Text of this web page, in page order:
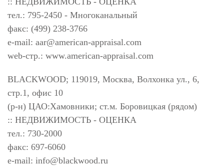
тел.: 795-2450 - Многоканальный
факс: (499) 238-3766
e-mail: aar@american-appraisal.com
web-стр.: www.american-appraisal.com
BLACKWOOD; 119019, Москва, Волхонка ул., 6,
стр.1, офис 10
(р-н) ЦАО:Хамовники; ст.м. Боровицкая (рядом)
:: НЕДВИЖИМОСТЬ - ОЦЕНКА
тел.: 730-2000
факс: 697-6060
e-mail: info@blackwood.ru